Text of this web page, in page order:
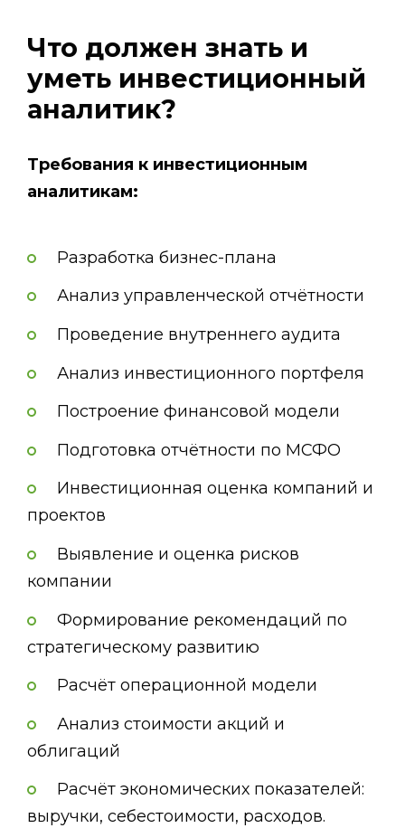
Что должен знать и
уметь инвестиционный
аналитик?
Требования к инвестиционным
аналитикам:
Разработка бизнес-плана
Анализ управленческой отчётности
Проведение внутреннего аудита
Анализ инвестиционного портфеля
Построение финансовой модели
Подготовка отчётности по МСФО
Инвестиционная оценка компаний и
проектов
Выявление и оценка рисков
компании
Формирование рекомендаций по
стратегическому развитию
Расчёт операционной модели
Анализ стоимости акций и
облигаций
Расчёт экономических показателей:
выручки, себестоимости, расходов.